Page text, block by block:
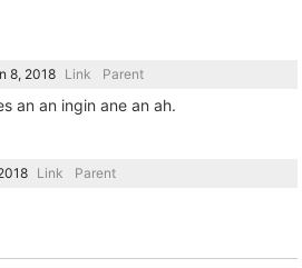
Link Parent
an an ingin ane an ah.
Link Parent